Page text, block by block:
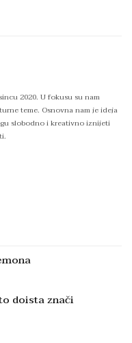
2020. U fokusu su nam
teme. Osnovna nam je ideja
slobodno i kreativno iznijeti
doista znači